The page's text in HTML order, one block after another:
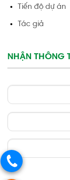
Tiến độ dự án
Tác giả
NHẬN THÔNG